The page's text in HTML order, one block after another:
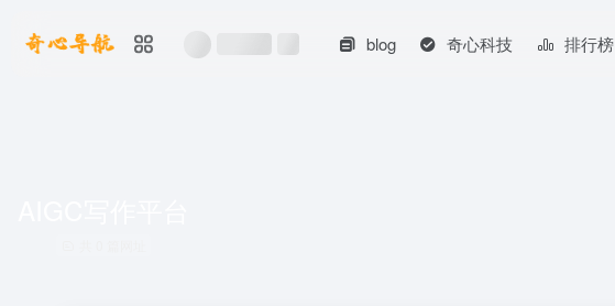
blog 奇心科技 排行榜